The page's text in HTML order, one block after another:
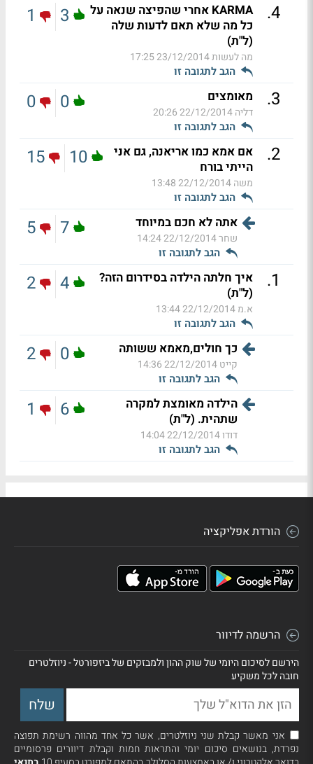
4
.
KARMA אחרי שהפיצה שנאה על
כל מה שלא תאם לדעות שלה
(ל"ת)
מה לעשות23/12/2014 17:25
הגב לתגובה זו
3
1
3
. מאומצים
דליה22/12/2014 20:26
הגב לתגובה זו
0
0
2
.
אם אמא כמו אריאנה, גם אני
הייתי בורח
משה22/12/2014 13:48
הגב לתגובה זו
10
15
אתה לא חכם במיוחד
שחר22/12/2014 14:24
הגב לתגובה זו
7
5
1
.
איך חלתה הילדה בסידרום הזה?
(ל"ת)
א.מ22/12/2014 13:44
הגב לתגובה זו
4
2
כך חולים,מאמא ששותה
קייט22/12/2014 14:36
הגב לתגובה זו
0
2
הילדה מאומצת למקרה
שתהית. (ל"ת)
דודו22/12/2014 14:04
הגב לתגובה זו
6
1
הורדת אפליקציה
הרשמה לדיוור
הירשם לסיכום היומי של שוק ההון ולמבזקים של ביזפורטל - ניוזלטרים
חובה לכל משקיע
אני מאשר קבלת שני ניוזלטרים, אשר כל אחד מהווה רשימת תפוצה
נפרדת, בנושאים סיכום יומי והתראות חמות וקבלת דיוורים פרסומיים